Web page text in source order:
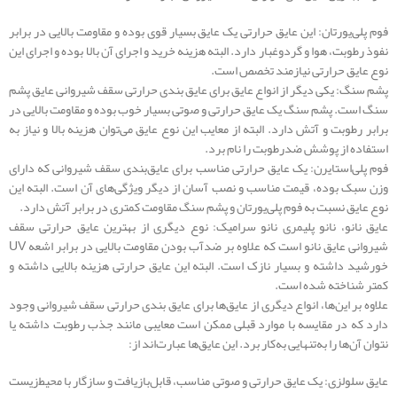
فوم پلی‌یورتان: این عایق حرارتی یک عایق بسیار قوی بوده و مقاومت بالایی در برابر
نفوذ رطوبت، هوا و گردوغبار دارد. البته هزینه خرید و اجرای آن بالا بوده و اجرای این
نوع عایق حرارتی نیازمند تخصص است.
پشم سنگ: یکی دیگر از انواع عایق برای عایق بندی حرارتی سقف شیروانی عایق پشم
سنگ است. پشم سنگ یک عایق حرارتی و صوتی بسیار خوب بوده و مقاومت بالایی در
برابر رطوبت و آتش دارد. البته از معایب این نوع عایق می‌توان هزینه بالا و نیاز به
استفاده از پوشش ضدرطوبت را نام برد.
فوم پلی‌استایرن: یک عایق حرارتی مناسب برای عایق‌بندی سقف شیروانی که دارای
وزن سبک بوده، قیمت مناسب و نصب آسان از دیگر ویژگی‌های آن است. البته این
نوع عایق نسبت به فوم پلی‌یورتان و پشم سنگ مقاومت کمتری در برابر آتش دارد.
عایق نانو، نانو پلیمری نانو سرامیک: نوع دیگری از بهترین عایق حرارتی سقف
شیروانی عایق نانو است که علاوه بر ضدآب بودن مقاومت بالایی در برابر اشعه UV
خورشید داشته و بسیار نازک است. البته این عایق حرارتی هزینه بالایی داشته و
کمتر شناخته شده است.
علاوه بر این‌ها، انواع دیگری از عایق‌ها برای عایق بندی حرارتی سقف شیروانی وجود
دارد که در مقایسه با موارد قبلی ممکن است معایبی مانند جذب رطوبت داشته یا
نتوان آن‌ها را به‌تنهایی به‌کار برد. این عایق‌ها عبارت‌اند از:
عایق سلولزی: یک عایق حرارتی و صوتی مناسب، قابل‌بازیافت و سازگار با محیط‌زیست